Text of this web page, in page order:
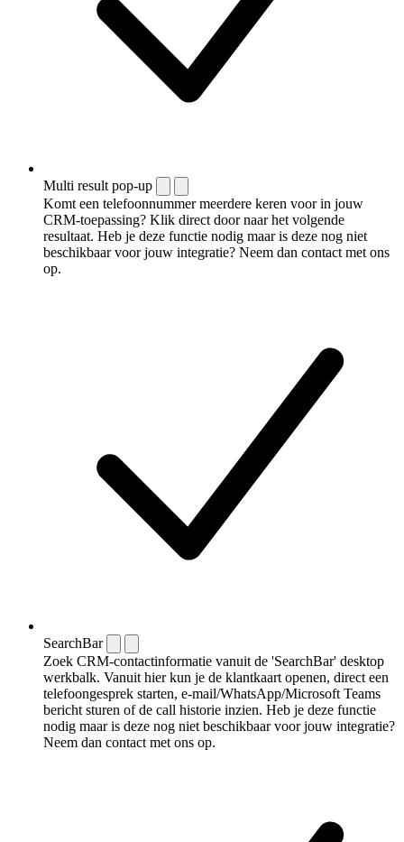
Multi result pop-up
Komt een telefoonnummer meerdere keren voor in jouw
CRM-toepassing? Klik direct door naar het volgende
resultaat. Heb je deze functie nodig maar is deze nog niet
beschikbaar voor jouw integratie? Neem dan contact met ons
op.
SearchBar
Zoek CRM-contactinformatie vanuit de 'SearchBar' desktop
werkbalk. Vanuit hier kun je de klantkaart openen, direct een
telefoongesprek starten, e-mail/WhatsApp/Microsoft Teams
bericht sturen of de call historie inzien. Heb je deze functie
nodig maar is deze nog niet beschikbaar voor jouw integratie?
Neem dan contact met ons op.